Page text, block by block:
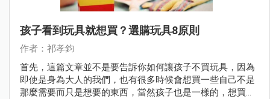
孩子看到玩具就想買？選購玩具8原則
作者：祁孝鈞
首先，這篇文章並不是要告訴你如何讓孩子不買玩具，因為
即使是身為大人的我們，也有很多時候會想買一些自己不是
那麼需要而只是想要的東西，當然孩子也是一樣的，想買自